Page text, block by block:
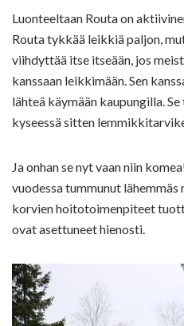
Luonteeltaan Routa on
Routa tykkää leikkiä paljon,
viihdyttää itse itseään, jos
kanssaan leikkimään. Sen
lähteä käymään kaupungilla.
kyseessä sitten
Ja onhan se nyt vaan niin
vuodessa tummunut lähemmäs
korvien hoitotoimenpiteet
ovat asettuneet hienosti.